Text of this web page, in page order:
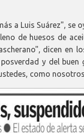
a Luis Suárez", se
de huesos de
dicen en
y del buen
como